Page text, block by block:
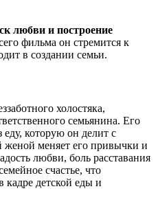
любви и построение
фильма он стремится к
в создании семьи.
холостяка,
семьянина. Его
которую он делит с
женой меняет его привычки и
любви, боль расставания
счастье, что
кадре детской еды и